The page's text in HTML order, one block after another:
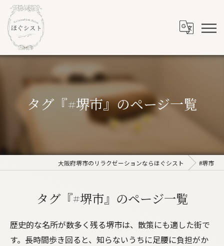
タグ『#堺市』のページ一覧
大阪府堺市のリラクゼーションならほぐシスト #堺市
タグ『#堺市』のページ一覧
歴史的な名所が数多く残る堺市は、散策にも適した街で
す。長時間歩き回ると、知らないうちに足腰に負担がか